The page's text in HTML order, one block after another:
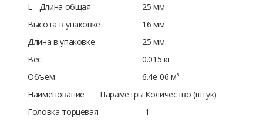
L - Длина общая
25 мм
Высота в упаковке
16 мм
Длина в упаковке
25 мм
Вес
0.015 кг
Объем
6.4e-06 м³
Наименование
Параметры Количество (штук)
Головка торцевая
1